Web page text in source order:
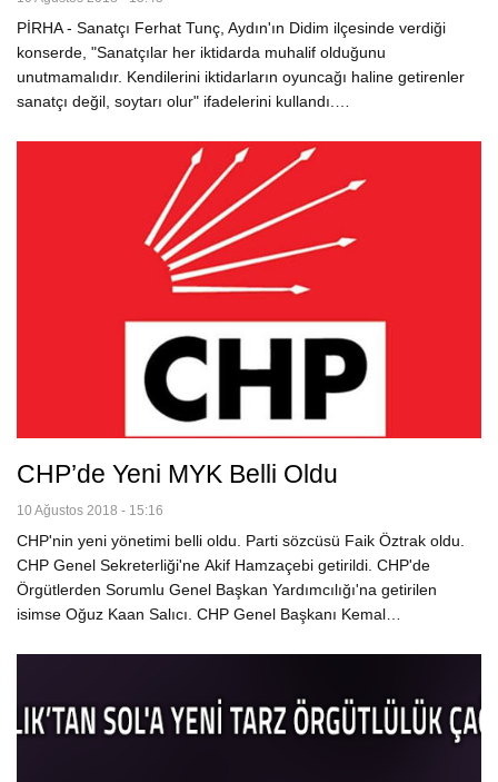
PİRHA - Sanatçı Ferhat Tunç, Aydın'ın Didim ilçesinde verdiği
konserde, "Sanatçılar her iktidarda muhalif olduğunu
unutmamalıdır. Kendilerini iktidarların oyuncağı haline getirenler
sanatçı değil, soytarı olur" ifadelerini kullandı.…
CHP’de Yeni MYK Belli Oldu
10 Ağustos 2018 - 15:16
CHP'nin yeni yönetimi belli oldu. Parti sözcüsü Faik Öztrak oldu.
CHP Genel Sekreterliği'ne Akif Hamzaçebi getirildi. CHP'de
Örgütlerden Sorumlu Genel Başkan Yardımcılığı'na getirilen
isimse Oğuz Kaan Salıcı. CHP Genel Başkanı Kemal…